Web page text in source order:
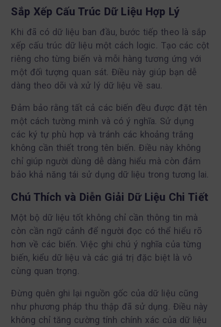
Sắp Xếp Cấu Trúc Dữ Liệu Hợp Lý
Khi đã có dữ liệu ban đầu, bước tiếp theo là sắp
xếp cấu trúc dữ liệu một cách logic. Tạo các cột
riêng cho từng biến và mỗi hàng tương ứng với
một đối tượng quan sát. Điều này giúp bạn dễ
dàng theo dõi và xử lý dữ liệu về sau.
Đảm bảo rằng tất cả các biến đều được đặt tên
một cách tường minh và có ý nghĩa. Sử dụng
các ký tự phù hợp và tránh các khoảng trắng
không cần thiết trong tên biến. Điều này không
chỉ giúp người dùng dễ dàng hiểu mà còn đảm
bảo khả năng tái sử dụng dữ liệu trong tương lai.
Chú Thích và Diễn Giải Dữ Liệu Chi Tiết
Một bộ dữ liệu tốt không chỉ cần thông tin mà
còn cần ngữ cảnh để người đọc có thể hiểu rõ
hơn về các biến. Việc ghi chú ý nghĩa của từng
biến, kiểu dữ liệu và các giá trị đặc biệt là vô
cùng quan trọng.
Đừng quên ghi lại nguồn gốc của dữ liệu cũng
như phương pháp thu thập đã sử dụng. Điều này
không chỉ tăng cường tính chính xác của dữ liệu